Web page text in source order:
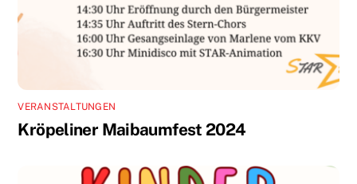
VERANSTALTUNGEN
Kröpeliner Maibaumfest 2024